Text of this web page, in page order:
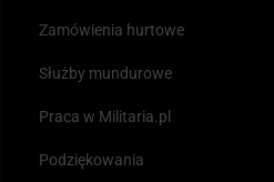
Zamówienia hurtowe
Służby mundurowe
Praca w Militaria.pl
Podziękowania